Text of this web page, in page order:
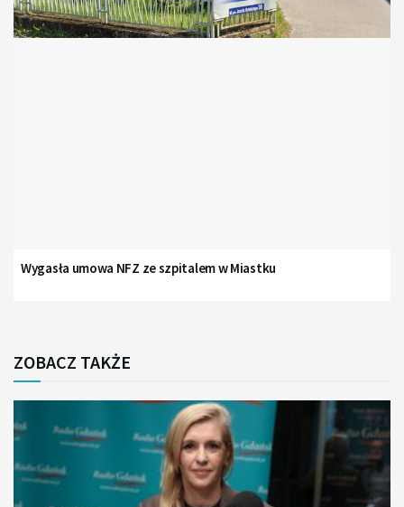
Wygasła umowa NFZ ze szpitalem w Miastku
ZOBACZ TAKŻE